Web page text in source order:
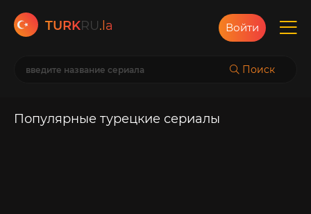
TURKRU.la
Поиск
Войти
Популярные турецкие сериалы